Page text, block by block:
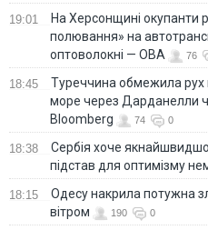
19:01
На Херсонщині окупанти
полювання» на
оптоволокні — ОВА
76
18:45
Туреччина обмежила рух
море через Дарданелли
Bloomberg
74 0
18:38
Сербія хоче
підстав для оптимізму
18:15
Одесу накрила потужна
вітром
190 0